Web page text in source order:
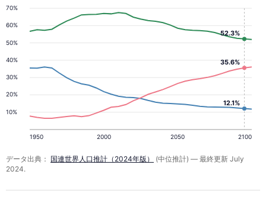
10%
20%
30%
40%
50%
60%
70%
1950 2000 2050 2100
12.1%
35.6%
52.3%
データ出典： 国連世界人口推計（2024年版）
(中位推計) — 最終更新 July
2024.